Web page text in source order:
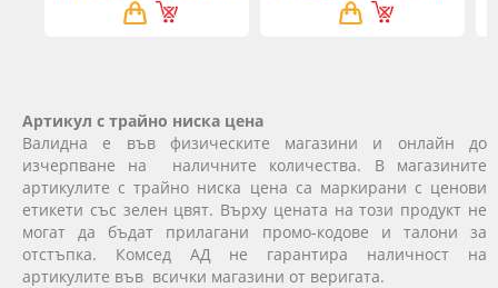
Артикул с трайно ниска цена
Валидна е във физическите магазини и онлайн до
изчерпване на наличните количества. В магазините
артикулите с трайно ниска цена са маркирани с ценови
етикети със зелен цвят. Върху цената на този продукт не
могат да бъдат прилагани промо-кодове и талони за
отстъпка. Комсед АД не гарантира наличност на
артикулите във всички магазини от веригата.